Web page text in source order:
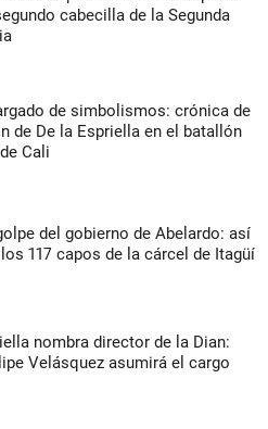
cabecilla de la Segunda
de simbolismos: crónica de
de De la Espriella en el batallón
Cali
del gobierno de Abelardo: así
117 capos de la cárcel de Itagüí
nombra director de la Dian:
Velásquez asumirá el cargo